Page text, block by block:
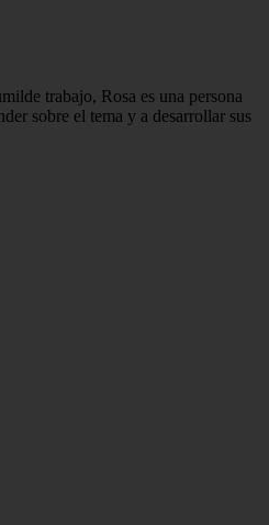
trabajo, Rosa es una persona
sobre el tema y a desarrollar sus